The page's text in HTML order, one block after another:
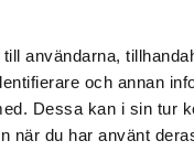
användarna,
och annan
Dessa kan i sin tur
när du har använt